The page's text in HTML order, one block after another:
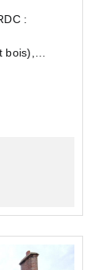
:
bois),
au 2ème